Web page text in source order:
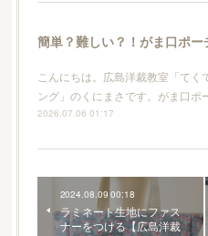
こんにちは。広島洋裁教室「てく
ング」のくにまさです。がま口ポ
2026.07.06 01:17
2024.08.09 00:18
ラミネート生地にファス
ナーをつける【広島洋裁